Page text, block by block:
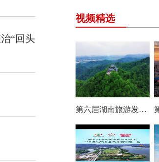
“回头
视频精选
第六届湖南旅游发展大会丨岳塘区：一村一景 一步一趣